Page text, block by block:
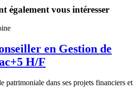
également vous intéresser
en Gestion de
H/F
patrimoniale dans ses projets financiers et